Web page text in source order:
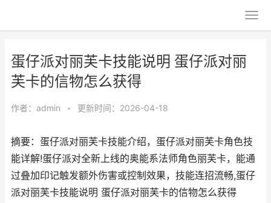
蛋仔派对丽芙卡技能说明 蛋仔派对丽
芙卡的信物怎么获得
作者： admin • 更新时间：2026-04-18
摘要：蛋仔派对丽芙卡技能介绍，蛋仔派对丽芙卡角色技
能详解!蛋仔派对全新上线的奥能系法师角色丽芙卡，能通
过叠加印记触发额外伤害或控制效果，技能连招流畅,蛋仔
派对丽芙卡技能说明 蛋仔派对丽芙卡的信物怎么获得